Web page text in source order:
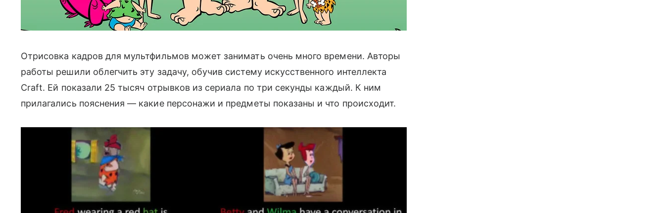
Отрисовка кадров для мультфильмов может занимать очень много времени. Авторы
работы решили облегчить эту задачу, обучив систему искусственного интеллекта
Craft. Ей показали 25 тысяч отрывков из сериала по три секунды каждый. К ним
прилагались пояснения — какие персонажи и предметы показаны и что происходит.